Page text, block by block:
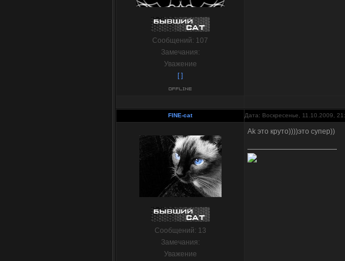
Сообщений: 107
Замечания:
Уважение
[ ]
FINE-cat Дата: Воскресенье, 11.10.2009,
Сообщений: 13
Замечания:
Уважение
Ak это круто))))это супер))